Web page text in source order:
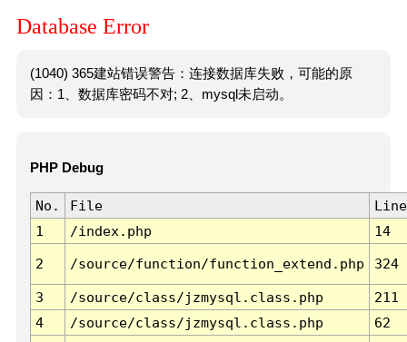
Database Error
(1040) 365建站错误警告：连接数据库失败，可能的原
因：1、数据库密码不对; 2、mysql未启动。
PHP Debug
No. File
Line
1
/index.php 14
2 /source/function/function_extend.php 324
3 /source/class/jzmysql.class.php
211
4
/source/class/jzmysql.class.php
62